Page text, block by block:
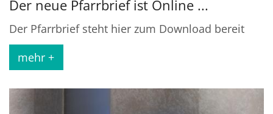
Der neue Pfarrbrief ist Online ...
Der Pfarrbrief steht hier zum Download bereit
mehr +